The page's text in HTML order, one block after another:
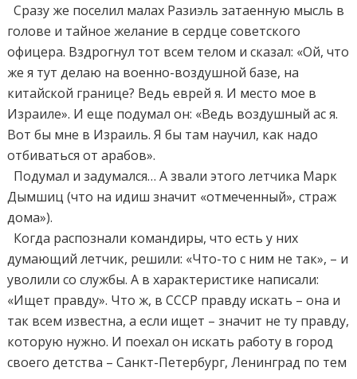
Сразу же поселил малах Разиэль затаенную мысль в
голове и тайное желание в сердце советского
офицера. Вздрогнул тот всем телом и сказал: «Ой, что
же я тут делаю на военно-воздушной базе, на
китайской границе? Ведь еврей я. И место мое в
Израиле». И еще подумал он: «Ведь воздушный ас я.
Вот бы мне в Израиль. Я бы там научил, как надо
отбиваться от арабов».
Подумал и задумался… А звали этого летчика Марк
Дымшиц (что на идиш значит «отмеченный», страж
дома»).
Когда распознали командиры, что есть у них
думающий летчик, решили: «Что-то с ним не так», – и
уволили со службы. А в характеристике написали:
«Ищет правду». Что ж, в СССР правду искать – она и
так всем известна, а если ищет – значит не ту правду,
которую нужно. И поехал он искать работу в город
своего детства – Санкт-Петербург, Ленинград по тем